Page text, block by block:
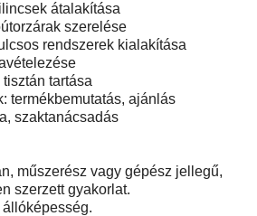
átalakítása
szerelése
rendszerek kialakítása
tartása
termékbemutatás, ajánlás
szaktanácsadás
műszerész vagy gépész jellegű,
szerzett gyakorlat.